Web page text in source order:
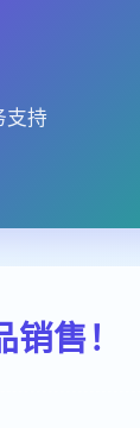
支持
售！